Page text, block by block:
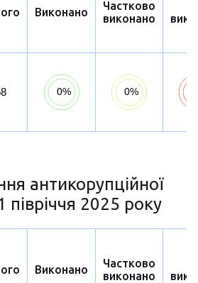
Виконано
Частково
виконано
антикорупційної
півріччя 2025 року
Виконано
Частково
виконано